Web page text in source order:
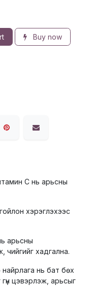
Buy now
C нь арьсны
хэрэглэхээс
арьсны
чийгийг хадгална.
нь бат бөх
цэвэрлэж, арьсыг